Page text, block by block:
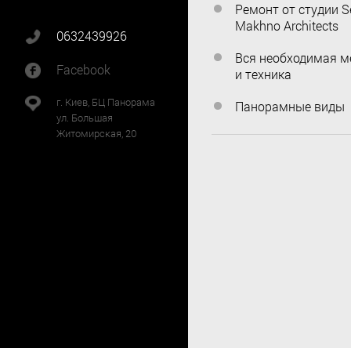
0632439926
Facebook
г. Киев, БЦ Панорама
ул. Большая
Житомирская, 20
Ремонт от студии
Makhno Architects
Вся необходимая
и техника
Панорамные виды